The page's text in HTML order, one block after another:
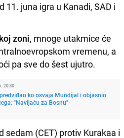
11. juna igra u Kanadi, SAD i
zoni, mnoge utakmice će
vremenu, a
pa sve do šest ujutro.
20:30
ko osvaja Mundijal i objasnio
"Navijaću za Bosnu"
sedam (CET) protiv Kurakaa i